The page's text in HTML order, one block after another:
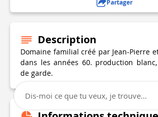
Partager
Description
Domaine familial créé par Jean-Pierre
dans les années 60. production
de garde.
Dis-moi ce que tu veux, je trouve...